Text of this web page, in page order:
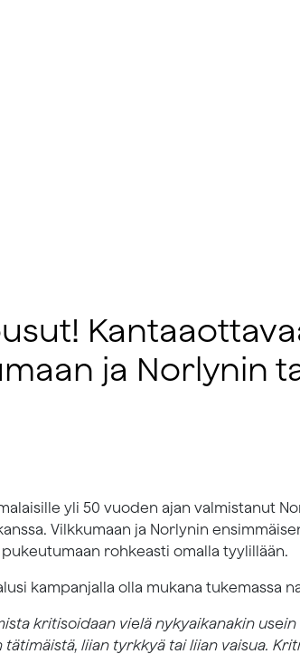
ja Norlynin
yli 50 vuoden ajan valmistanut
Vilkkumaan ja Norlynin
rohkeasti omalla tyylillään.
kampanjalla olla mukana tukemassa
kritisoidaan vielä nykyaikanakin
tätimäistä, liian tyrkkyä tai liian vaisua.